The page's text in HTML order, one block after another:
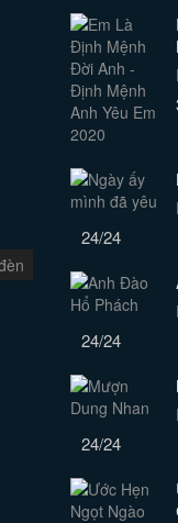
24/24
24/24
24/24